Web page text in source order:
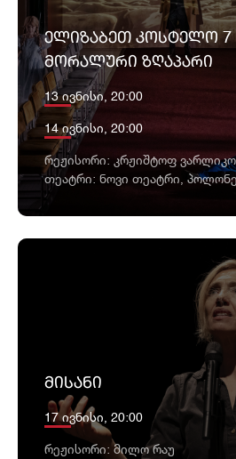
ᲔᲚᲘᲖᲐᲑᲔᲗ ᲙᲝᲡᲢᲔᲚᲝ 7
ᲛᲝᲠᲐᲚᲣᲠᲘ ᲖᲦᲐᲞᲐᲠᲘ
13 ივნისი, 20:00
14 ივნისი, 20:00
რეჟისორი: კრჟიშტოფ
თეატრი: ნოვი თეატრი,
ᲛᲘᲡᲐᲜᲘ
17 ივნისი, 20:00
რეჟისორი: მილო რაუ